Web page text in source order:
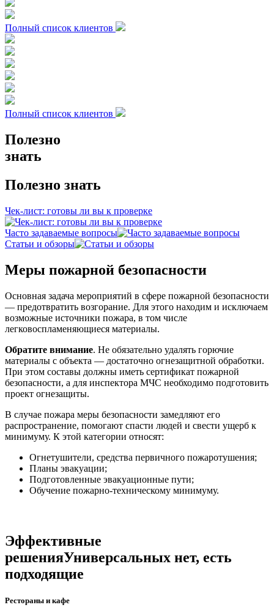
Полный список клиентов
Полный список клиентов
Полезно
знать
Полезно знать
Чек-лист: готовы ли вы к проверке
Часто задаваемые вопросы
Статьи и обзоры
Меры пожарной безопасности
Основная задача мероприятий в сфере пожарной безопасности
— предотвратить возгорание. Для этого находим и исключаем
возможные источники пожара, в том числе
легковоспламеняющиеся материалы.
Обратите внимание. Не обязательно удалять горючие
материалы с объекта — достаточно огнезащитной обработки.
При этом составы должны иметь сертификат пожарной
безопасности, а для инспектора МЧС необходимо подготовить
проект огнезащиты.
В случае пожара меры безопасности замедляют его
распространение, помогают спасти людей и свести ущерб к
минимуму. К этой категории относят:
Огнетушители, средства первичного пожаротушения;
Планы эвакуации;
Подготовленные эвакуационные пути;
Обучение пожарно-техническому минимуму.
Эффективные
решенияУниверсальных нет, есть
подходящие
Рестораны и кафе